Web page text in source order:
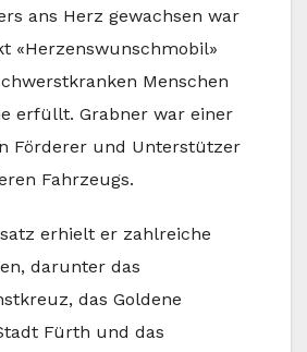
ans Herz gewachsen war
«Herzenswunschmobil»
Menschen
erfüllt. Grabner war einer
Förderer und Unterstützer
Fahrzeugs.
erhielt er zahlreiche
darunter das
das Goldene
Fürth und das